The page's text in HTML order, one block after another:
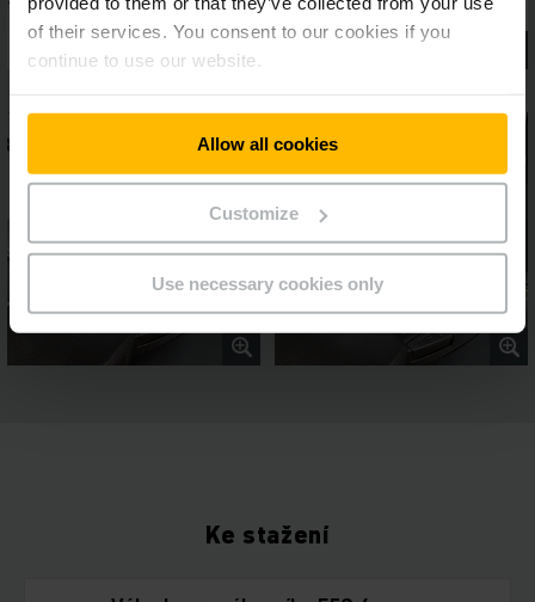
of their services. You consent to our cookies if you
continue to use our website.
Allow all cookies
Customize
Use necessary cookies only
Ke stažení